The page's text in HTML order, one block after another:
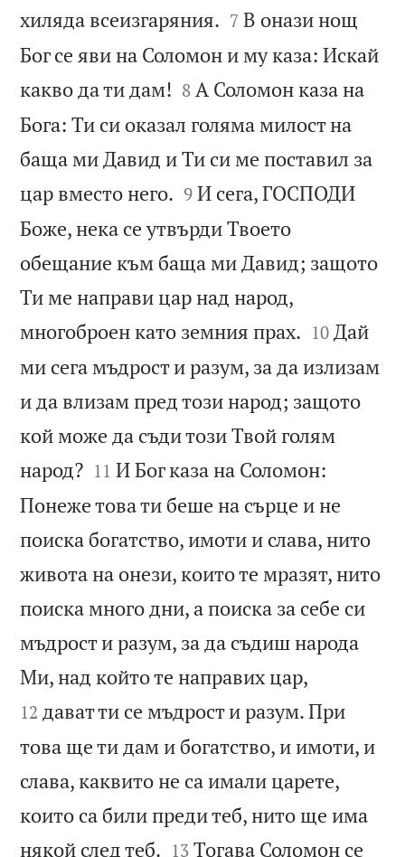
хиляда всеизгаряния. 

7 В онази нощ
Бог се яви на Соломон и му каза: Искай
какво да ти дам! 

8 А Соломон каза на
Бога: Ти си оказал голяма милост на
баща ми Давид и Ти си ме поставил за
цар вместо него. 

9 И сега, ГОСПОДИ
Боже, нека се утвърди Твоето
обещание към баща ми Давид; защото
Ти ме направи цар над народ,
многоброен като земния прах. 

10 Дай
ми сега мъдрост и разум, за да излизам
и да влизам пред този народ; защото
кой може да съди този Твой голям
народ?
11 И Бог каза на Соломон:
Понеже това ти беше на сърце и не
поиска богатство, имоти и слава, нито
живота на онези, които те мразят, нито
поиска много дни, а поиска за себе си
мъдрост и разум, за да съдиш народа
Ми, над който те направих цар,
12 дават ти се мъдрост и разум. При
това ще ти дам и богатство, и имоти, и
слава, каквито не са имали царете,
които са били преди теб, нито ще има
някой след теб. 

13 Тогава Соломон се